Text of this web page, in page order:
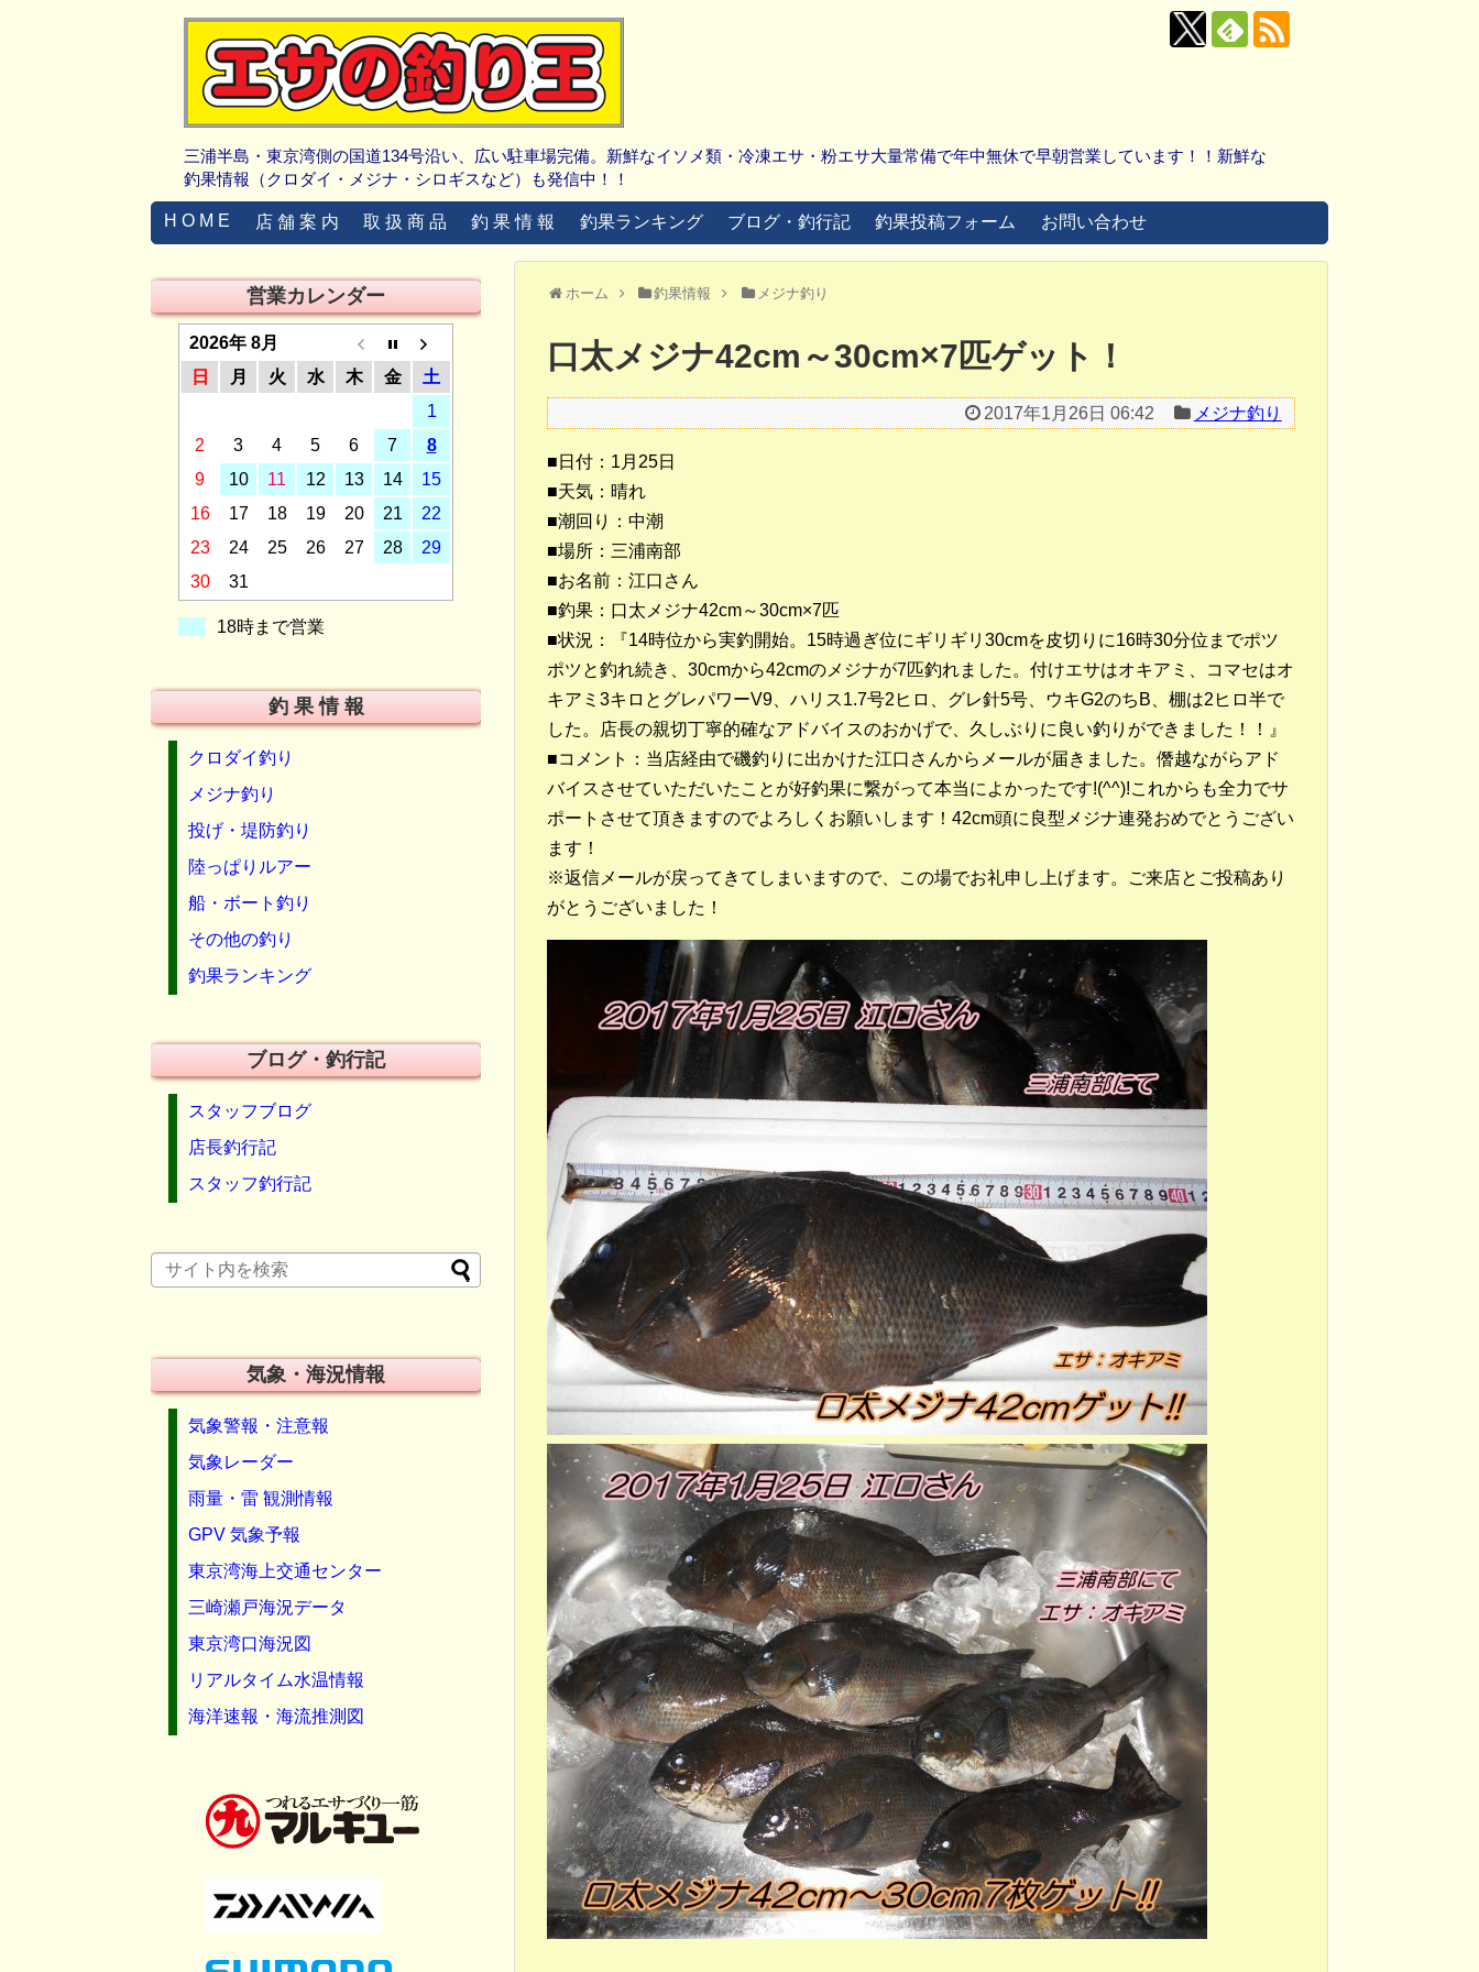
三浦半島・東京湾側の国道134号沿い、広い駐車場完備。新鮮なイソメ類・冷凍エサ・粉エサ大量常備で年中無休で早朝営業しています！！新鮮な
釣果情報（クロダイ・メジナ・シロギスなど）も発信中！！
H O M E 店 舗 案 内 取 扱 商 品 釣 果 情 報 釣果ランキング ブログ・釣行記 釣果投稿フォーム お問い合わせ
ホーム 釣果情報 メジナ釣り
口太メジナ42cm～30cm×7匹ゲット！
2017年1月26日 06:42 メジナ釣り
■日付：1月25日
■天気：晴れ
■潮回り：中潮
■場所：三浦南部
■お名前：江口さん
■釣果：口太メジナ42cm～30cm×7匹
■状況：『14時位から実釣開始。15時過ぎ位にギリギリ30cmを皮切りに16時30分位までポツ
ポツと釣れ続き、30cmから42cmのメジナが7匹釣れました。付けエサはオキアミ、コマセはオ
キアミ3キロとグレパワーV9、ハリス1.7号2ヒロ、グレ針5号、ウキG2のちB、棚は2ヒロ半で
した。店長の親切丁寧的確なアドバイスのおかげで、久しぶりに良い釣りができました！！』
■コメント：当店経由で磯釣りに出かけた江口さんからメールが届きました。僭越ながらアド
バイスさせていただいたことが好釣果に繋がって本当によかったです!(^^)!これからも全力でサ
ポートさせて頂きますのでよろしくお願いします！42cm頭に良型メジナ連発おめでとうござい
ます！
※返信メールが戻ってきてしまいますので、この場でお礼申し上げます。ご来店とご投稿あり
がとうございました！
営業カレンダー
2026年 8月
日
月 火 水 木 金
土
1
2
3 4 5 6 7
8
9
10 11 12 13 14
15
16
17 18 19 20 21
22
23
24 25 26 27 28
29
30
31
18時まで営業
釣 果 情 報
クロダイ釣り
メジナ釣り
投げ・堤防釣り
陸っぱりルアー
船・ボート釣り
その他の釣り
釣果ランキング
ブログ・釣行記
スタッフブログ
店長釣行記
スタッフ釣行記
気象・海況情報
気象警報・注意報
気象レーダー
雨量・雷 観測情報
GPV 気象予報
東京湾海上交通センター
三崎瀬戸海況データ
東京湾口海況図
リアルタイム水温情報
海洋速報・海流推測図